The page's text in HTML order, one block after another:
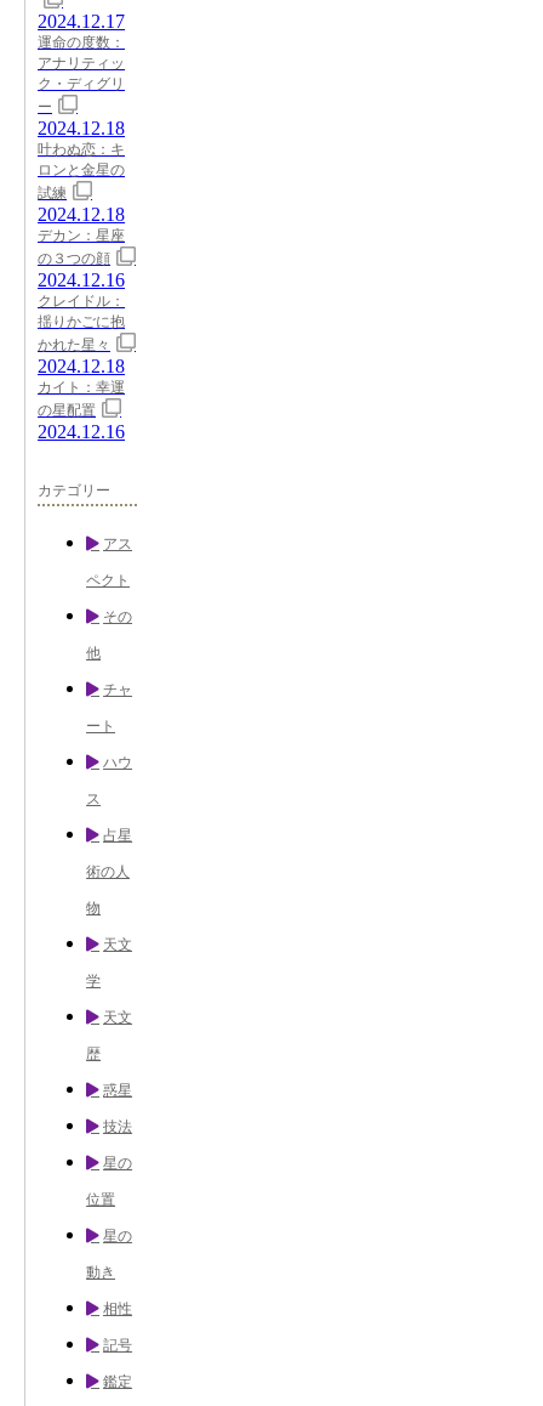
2024.12.17
運命の度数：
アナリティッ
ク・ディグリ
ー
2024.12.18
叶わぬ恋：キ
ロンと金星の
試練
2024.12.18
デカン：星座
の３つの顔
2024.12.16
クレイドル：
揺りかごに抱
かれた星々
2024.12.18
カイト：幸運
の星配置
2024.12.16
カテゴリー
アス
ペクト
その
他
チャ
ート
ハウ
ス
占星
術の人
物
天文
学
天文
歴
惑星
技法
星の
位置
星の
動き
相性
記号
鑑定